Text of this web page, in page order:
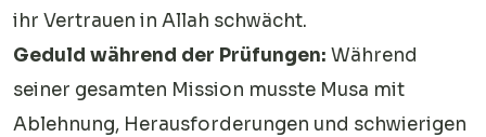
ihr Vertrauen in Allah schwächt.
Geduld während der Prüfungen: Während
seiner gesamten Mission musste Musa mit
Ablehnung, Herausforderungen und schwierigen